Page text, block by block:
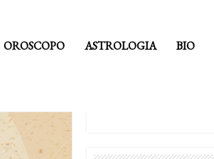
OROSCOPO ASTROLOGIA BIO